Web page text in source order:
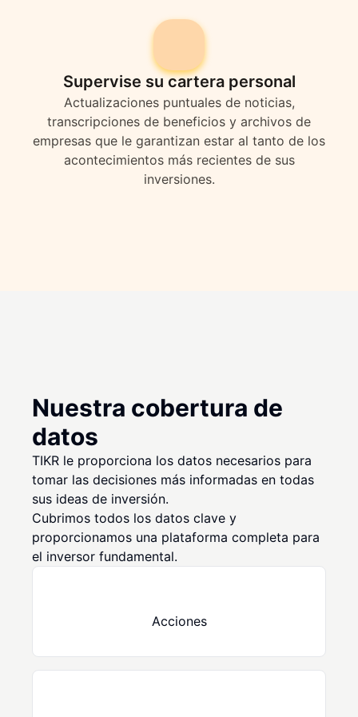
Supervise su cartera personal
Actualizaciones puntuales de noticias,
transcripciones de beneficios y archivos de
empresas que le garantizan estar al tanto de los
acontecimientos más recientes de sus
inversiones.
Nuestra cobertura de
datos
TIKR le proporciona los datos necesarios para
tomar las decisiones más informadas en todas
sus ideas de inversión.
Cubrimos todos los datos clave y
proporcionamos una plataforma completa para
el inversor fundamental.
Acciones